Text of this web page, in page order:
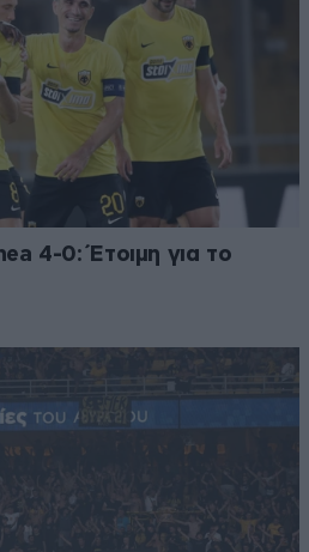
4-0: Έτοιμη για το